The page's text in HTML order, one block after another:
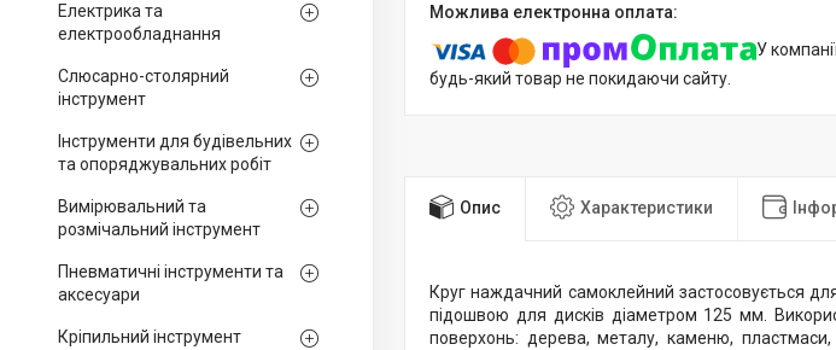
Електрика та
електрообладнання
Слюсарно-столярний
інструмент
Інструменти для будівельних
та опоряджувальних робіт
Вимірювальний та
розмічальний інструмент
Пневматичні інструменти та
аксесуари
Кріпильний інструмент
У
будь-який товар не покидаючи сайту.
Опис Характеристики
Круг наждачний самоклейний застосовується
підошвою для дисків діаметром 125 мм.
поверхонь: дерева, металу, каменю,